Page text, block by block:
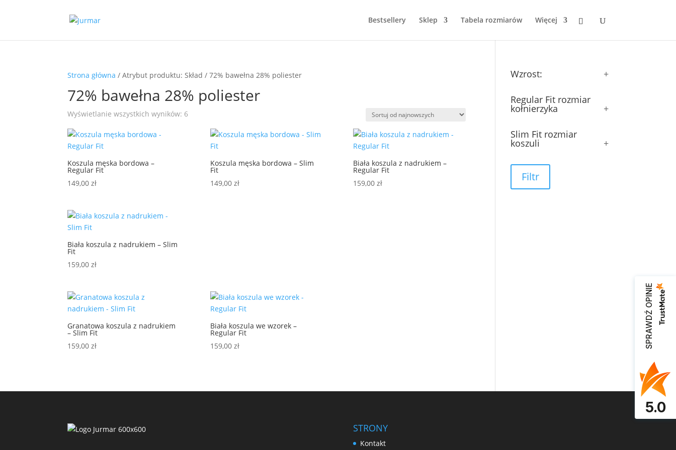
Bestsellery Sklep Tabela rozmiarów Więcej
Strona główna / Atrybut produktu: Skład / 72% bawełna 28% poliester
72% bawełna 28% poliester
Wyświetlanie wszystkich wyników: 6Posortowane
najnowszych
Koszula męska bordowa –
Regular Fit
149,00zł
Koszula męska bordowa – Slim
Fit
149,00 zł
Biała koszula z nadrukiem –
Regular Fit
159,00 zł
Biała koszula z nadrukiem – Slim
Fit
159,00zł
Granatowa koszula z nadrukiem
– Slim Fit
159,00zł
Biała koszula we wzorek –
Regular Fit
159,00 zł
Wzrost: +
Regular Fit rozmiar
kołnierzyka +
Slim Fit rozmiar
koszuli +
Filtr
STRONY
Kontakt
SPRAWDŹ OPINIE
5.0